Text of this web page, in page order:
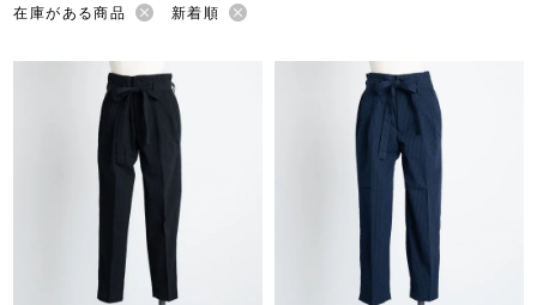
在庫がある商品
新着順